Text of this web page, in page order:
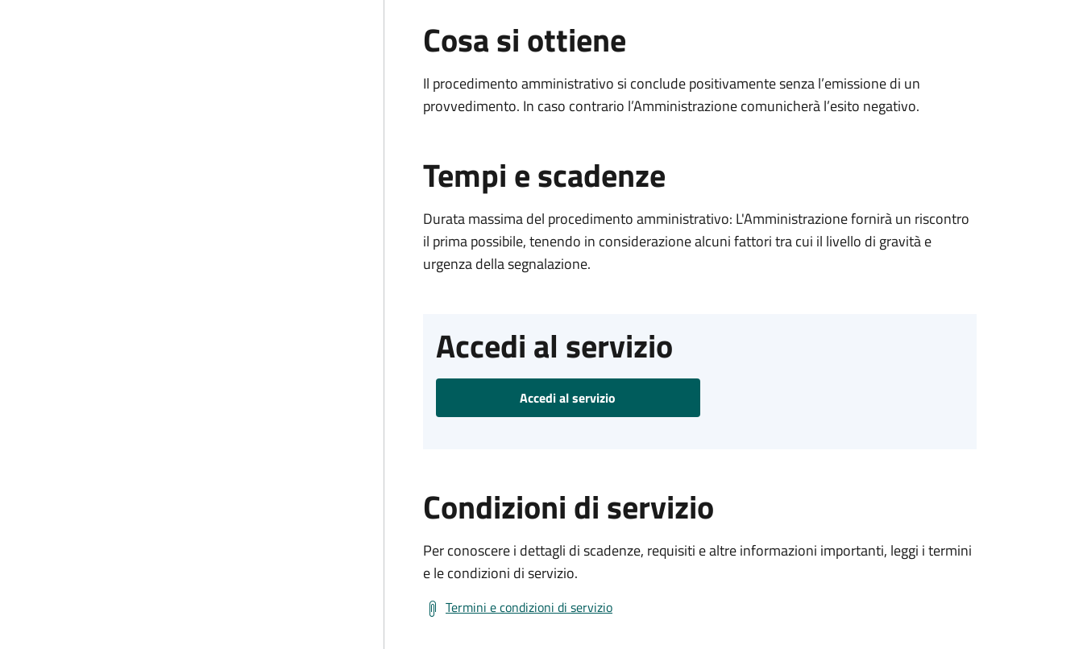
Cosa si ottiene
Il procedimento amministrativo si conclude positivamente senza l’emissione di un
provvedimento. In caso contrario l’Amministrazione comunicherà l’esito negativo.
Tempi e scadenze
Durata massima del procedimento amministrativo: L'Amministrazione fornirà un riscontro
il prima possibile, tenendo in considerazione alcuni fattori tra cui il livello di gravità e
urgenza della segnalazione.
Accedi al servizio
Accedi al servizio
Condizioni di servizio
Per conoscere i dettagli di scadenze, requisiti e altre informazioni importanti, leggi i termini
e le condizioni di servizio.
Termini e condizioni di servizio